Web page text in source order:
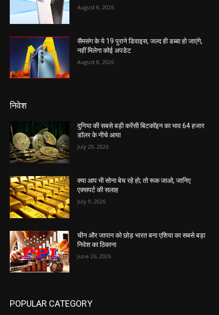
August 8, 2026
सैमसंग के ये 19 पुराने डिवाइस, जल्द ही डब्बा हो जाएंगे,
नहीं मिलेगा कोई अपडेट
August 8, 2026
निवेश
दुनिया की सबसे बड़ी करेंसी बिटकॉइन का भाव 64 हजार
डॉलर के नीचे आया
July 29, 2026
क्या आप भी सोना बेच रहे हो; तो रूक जाओ, जानिए
एक्सपर्ट की सलाह
July 9, 2026
चीन और जापान को छोड़ भारत बना एशिया का सबसे बड़ा
निवेश का ठिकाना
June 26, 2026
POPULAR CATEGORY